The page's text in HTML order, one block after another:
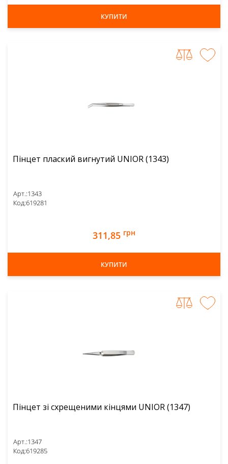
КУПИТИ
Пінцет плаский вигнутий UNIOR (1343)
Арт.:1343
Код:619281
311,85 грн
КУПИТИ
Пінцет зі схрещеними кінцями UNIOR (1347)
Арт.:1347
Код:619285